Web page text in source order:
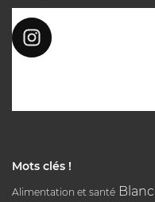
Mots clés !
Alimentation et santé